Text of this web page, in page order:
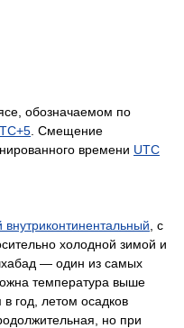
обозначаемом по
. Смещение
времени UTC
внутриконтинентальный , с
холодной зимой и
— один из самых
температура выше
год, летом осадков
но при